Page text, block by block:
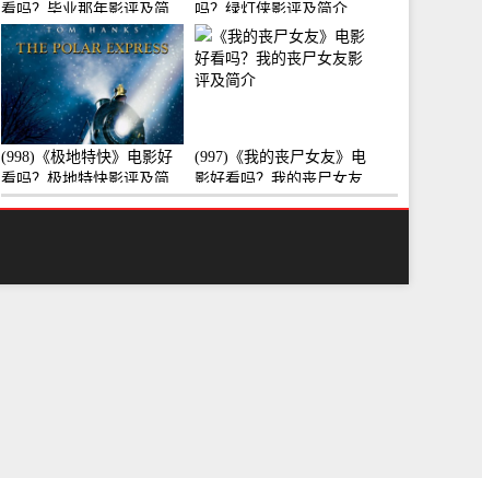
看吗？毕业那年影评及简
介
吗？绿灯侠影评及简介
(998)《极地特快》电影好
看吗？极地特快影评及简
介
(997)《我的丧尸女友》电
影好看吗？我的丧尸女友
影评及简介